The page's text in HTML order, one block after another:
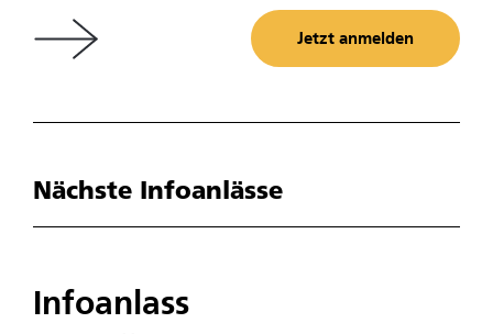
Jetzt anmelden
Nächste Infoanlässe
Infoanlass